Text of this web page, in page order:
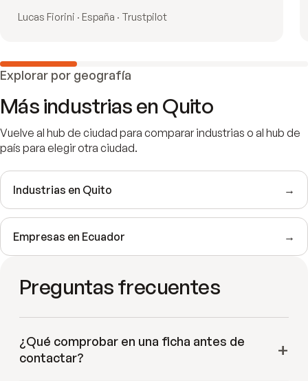
Lucas Fiorini · España · Trustpilot
Explorar por geografía
Más industrias enQuito
Vuelve al hub de ciudad para comparar industrias o al hub de
país para elegir otra ciudad.
Industrias en Quito →
Empresas en Ecuador →
Preguntas frecuentes
¿Qué comprobar en una ficha antes de
contactar?